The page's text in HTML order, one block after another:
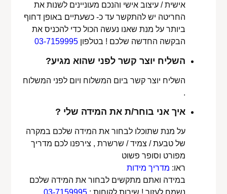
אישית / עיצוב אישי והנכם מעוניינים לשנות את
החריטה יש להתקשר עד כ- כשעתיים באופן דחוף
ביותר על מנת שאנו נעשה הכול כדי להכניס את
הבקשה החדשה שלכם ! בטלפון03-7159995
השליח יוצר קשר לפני שהוא מגיע?
השליח יוצר קשר ביום המשלוח ויום לפני המשלוח
.
איך אני בוחר/ת את המידה שלי ?
על מנת שתוכלו לבחור את המידה שלכם במקרה
של טבעת / צמיד / שרשרת , צירפנו לכם מדריך
מפורט וסופר פשוט
ראו: מדריך מידות
במידה ואתם מתקשים לבחור את המידה שלכם